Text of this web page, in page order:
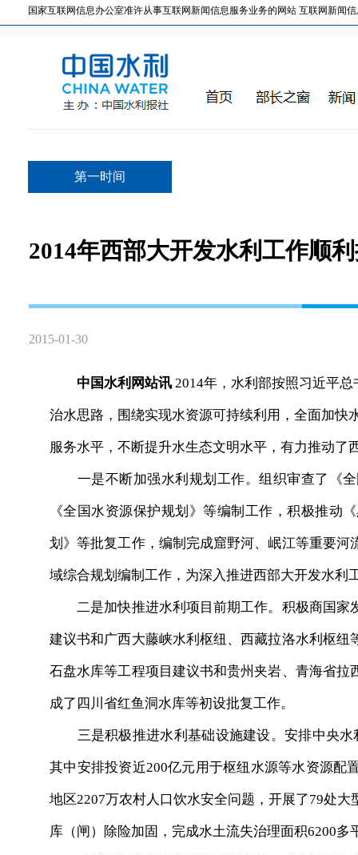
国家互联网信息办公室准许从事互联网新闻信息服务业务的网站 互联网新闻信
第一时间
2014年西部大开发水利工作顺
2015-01-30
中国水利网站讯 2014年，水利部按照习近平
治水思路，围绕实现水资源可持续利用，全面加
服务水平，不断提升水生态文明水平，有力推动了
一是不断加强水利规划工作。组织审查了《全
《全国水资源保护规划》等编制工作，积极推动
划》等批复工作，编制完成窟野河、岷江等重要
域综合规划编制工作，为深入推进西部大开发水利
二是加快推进水利项目前期工作。积极商国家
建议书和广西大藤峡水利枢纽、西藏拉洛水利枢
石盘水库等工程项目建议书和贵州夹岩、青海省
成了四川省红鱼洞水库等初设批复工作。
三是积极推进水利基础设施建设。安排中央水
其中安排投资近200亿元用于枢纽水源等水资源配
地区2207万农村人口饮水安全问题，开展了79处
库（闸）除险加固，完成水土流失治理面积6200